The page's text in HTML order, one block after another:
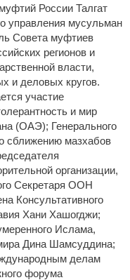
России Талгат
управления мусульман
Совета муфтиев
регионов и
власти,
и деловых кругов.
участие
и мир
(ОАЭ); Генерального
сближению мазхабов
организации,
Секретаря ООН
Консультативного
Хани Хашогджи;
Ислама,
Дина Шамсуддина;
делам
форума